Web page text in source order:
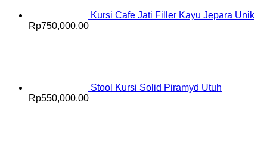
Kursi Cafe Jati Filler Kayu Jepara Unik
Rp750,000.00
Stool Kursi Solid Piramyd Utuh
Rp550,000.00